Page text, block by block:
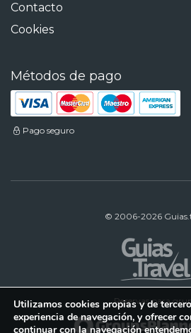
Contacto
Cookies
Métodos de pago
Pago seguro
© 2006-2026
Reservas para
Utilizamos cookies propias y de
experiencia de navegación, y ofrecer
continuar con la navegación